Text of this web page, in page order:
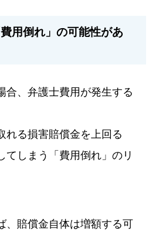
用倒れ」の可能性があ
合、弁護士費用が発生する
れる損害賠償金を上回る
てしまう「費用倒れ」のリ
、賠償金自体は増額する可